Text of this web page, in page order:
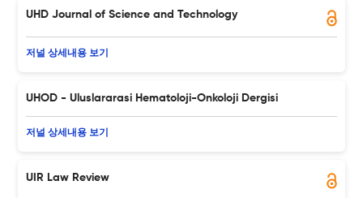
UHD Journal of Science and Technology
저널 상세내용 보기
UHOD - Uluslararasi Hematoloji-Onkoloji Dergisi
저널 상세내용 보기
UIR Law Review